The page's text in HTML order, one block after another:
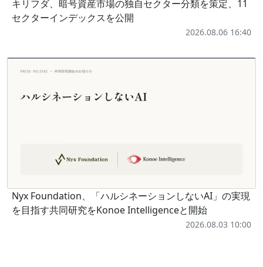
キリフダ、暗号資産市場の独自セクター分類を策定、11
セクターインデックスを公開
2026.08.06 16:40
Nyx Foundation、「ハルシネーションしないAI」の実現
を目指す共同研究をKonoe Intelligenceと開始
2026.08.03 10:00